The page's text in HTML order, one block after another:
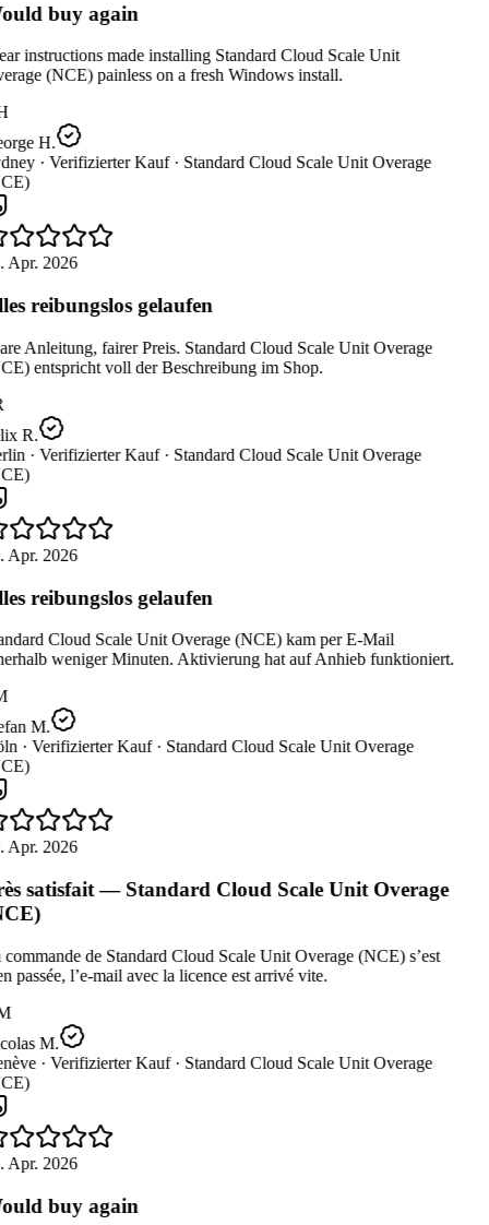
buy again
instructions made installing Standard Cloud Scale Unit
(NCE) painless on a fresh Windows install.
H.
· Verifizierter Kauf · Standard Cloud Scale Unit Overage
Apr. 2026
reibungslos gelaufen
Anleitung, fairer Preis. Standard Cloud Scale Unit Overage
entspricht voll der Beschreibung im Shop.
R.
· Verifizierter Kauf · Standard Cloud Scale Unit Overage
Apr. 2026
reibungslos gelaufen
Cloud Scale Unit Overage (NCE) kam per E-Mail
weniger Minuten. Aktivierung hat auf Anhieb funktioniert.
M.
· Verifizierter Kauf · Standard Cloud Scale Unit Overage
Apr. 2026
satisfait — Standard Cloud Scale Unit Overage
de Standard Cloud Scale Unit Overage (NCE) s’est
passée, l’e-mail avec la licence est arrivé vite.
M.
· Verifizierter Kauf · Standard Cloud Scale Unit Overage
Apr. 2026
buy again